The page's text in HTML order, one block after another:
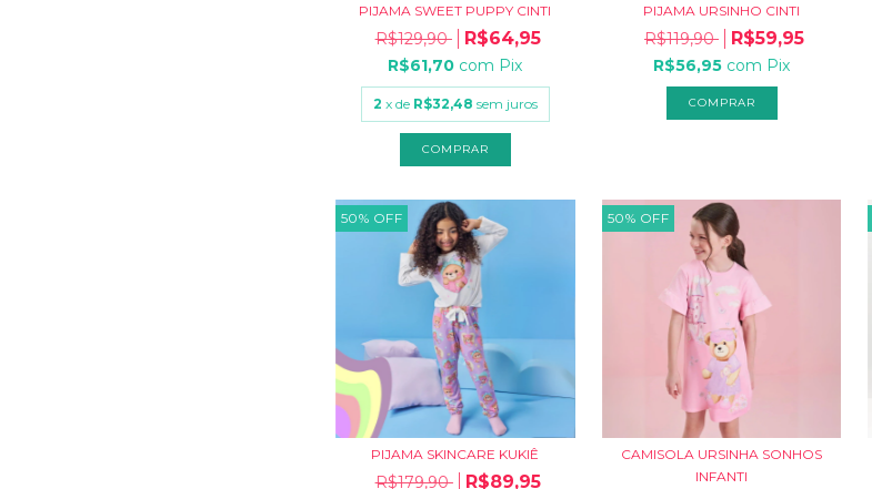
PIJAMA SWEET PUPPY CINTI
R$129,90 R$64,95
R$61,70 com Pix
2 x de R$32,48 sem juros
COMPRAR
PIJAMA URSINHO CINTI
R$119,90 R$59,95
R$56,95 com Pix
COMPRAR
50% OFF
PIJAMA SKINCARE KUKIÊ
R$179,90 R$89,95
50% OFF
CAMISOLA URSINHA SONHOS
INFANTI